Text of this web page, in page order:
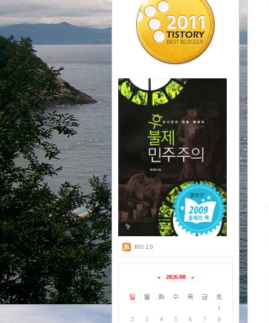
« 2026/08 »
일 월 화 수 목 금 토
1
2
3 4 5 6 7
8